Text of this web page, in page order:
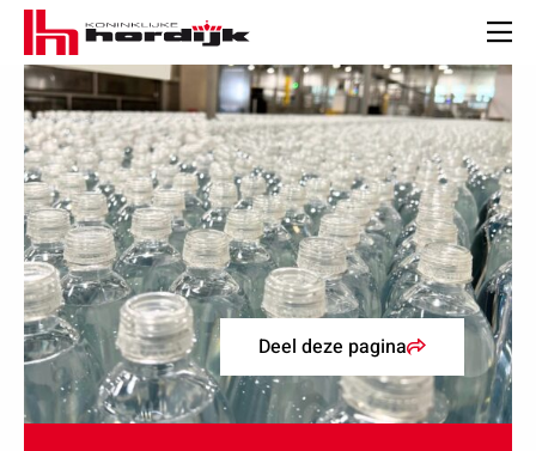
Koninklijke
Hordijk
Deel deze pagina